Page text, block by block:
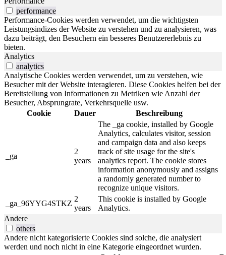
performance
Performance-Cookies werden verwendet, um die wichtigsten
Leistungsindizes der Website zu verstehen und zu analysieren, was
dazu beiträgt, den Besuchern ein besseres Benutzererlebnis zu
bieten.
Analytics
analytics
Analytische Cookies werden verwendet, um zu verstehen, wie
Besucher mit der Website interagieren. Diese Cookies helfen bei der
Bereitstellung von Informationen zu Metriken wie Anzahl der
Besucher, Absprungrate, Verkehrsquelle usw.
Cookie
Dauer Beschreibung
_ga
2
years
The _ga cookie, installed by Google
Analytics, calculates visitor, session
and campaign data and also keeps
track of site usage for the site's
analytics report. The cookie stores
information anonymously and assigns
a randomly generated number to
recognize unique visitors.
_ga_96YYG4STKZ
2
years
This cookie is installed by Google
Analytics.
Andere
others
Andere nicht kategorisierte Cookies sind solche, die analysiert
werden und noch nicht in eine Kategorie eingeordnet wurden.